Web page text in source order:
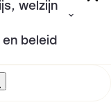
welzijn
beleid